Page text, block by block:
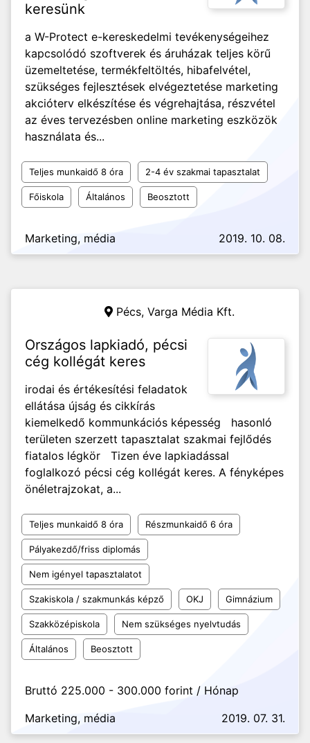
keresünk
a W-Protect e-kereskedelmi tevékenységeihez
kapcsolódó szoftverek és áruházak teljes körű
üzemeltetése, termékfeltöltés, hibafelvétel,
szükséges fejlesztések elvégeztetése marketing
akcióterv elkészítése és végrehajtása, részvétel
az éves tervezésben online marketing eszközök
használata és...
Teljes munkaidő 8 óra 2-4 év szakmai tapasztalat
Főiskola Általános Beosztott
Marketing, média 2019. 10. 08.
Pécs, Varga Média Kft.
Országos lapkiadó, pécsi
cég kollégát keres
irodai és értékesítési feladatok
ellátása újság és cikkírás
kiemelkedő kommunkációs képesség hasonló
területen szerzett tapasztalat szakmai fejlődés
fiatalos légkör Tizen éve lapkiadással
foglalkozó pécsi cég kollégát keres. A fényképes
önéletrajzokat, a...
Teljes munkaidő 8 óra Részmunkaidő 6 óra
Pályakezdő/friss diplomás
Nem igényel tapasztalatot
Szakiskola / szakmunkás képző OKJ Gimnázium
Szakközépiskola Nem szükséges nyelvtudás
Általános Beosztott
Bruttó 225.000 - 300.000 forint / Hónap
Marketing, média
2019. 07. 31.